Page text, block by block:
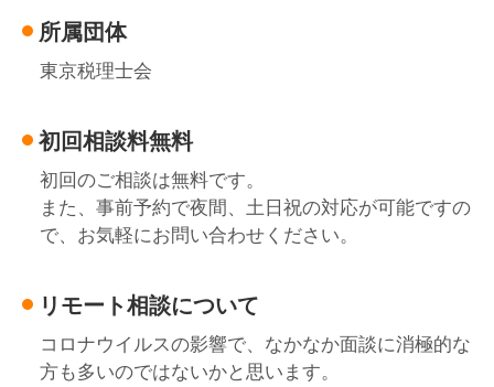
所属団体
東京税理士会
初回相談料無料
初回のご相談は無料です。
また、事前予約で夜間、土日祝の対応が可能ですの
で、お気軽にお問い合わせください。
リモート相談について
コロナウイルスの影響で、なかなか面談に消極的な
方も多いのではないかと思います。